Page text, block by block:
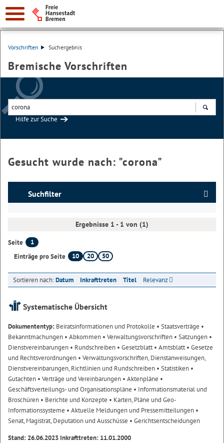
Vorschriften Suchergebnis
Bremische Vorschriften
Hilfe zur Suche
Gesucht wurde nach: "corona"
Suchfilter
Ergebnisse 1 - 1 von (1)
Seite
1
Einträge pro Seite
10 20 50
Sortieren nach:Datum Inkrafttreten Titel Relevanz
Systematische Übersicht
Dokumententyp: Beiratsinformationen und Protokolle • Staatsverträge •
Bekanntmachungen • Abkommen • Verwaltungsvorschriften • Satzungen •
Dienstvereinbarungen • Rundschreiben • Gesetzblatt• Amtsblatt• Gesetze
und Rechtsverordnungen • Verwaltungsvorschriften, Dienstanweisungen,
Dienstvereinbarungen, Richtlinien und Rundschreiben • Statistiken •
Gutachten • Verträge und Vereinbarungen • Aktenpläne •
Geschäftsverteilungs- und Organisationspläne • Informationsmaterial und
Broschüren • Berichte und Konzepte • Karten, Pläne und Geo-
Informationssysteme • Aktuelle Meldungen und Pressemitteilungen •
Senat, Magistrat, Deputation und Ausschüsse • Gerichtsentscheidungen
Stand: 26.06.2023 Inkrafttreten: 11.01.2000